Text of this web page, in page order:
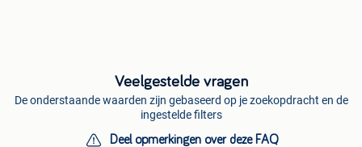
Veelgestelde vragen
De onderstaande waarden zijn gebaseerd op je zoekopdracht en de
ingestelde filters
Deel opmerkingen over deze FAQ